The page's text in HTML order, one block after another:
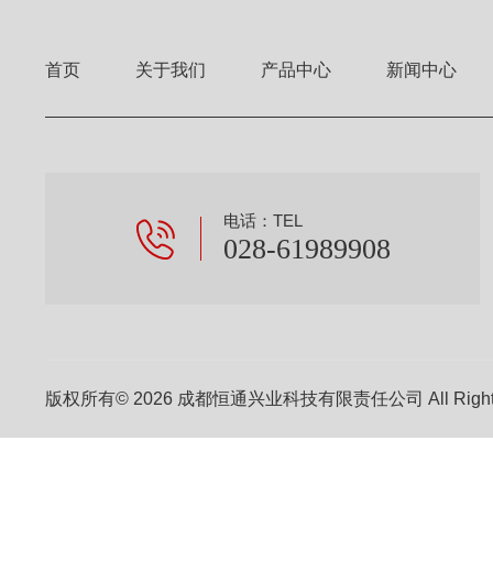
首页 关于我们 产品中心 新闻中心
电话：TEL
028-61989908
版权所有© 2026 成都恒通兴业科技有限责任公司 All